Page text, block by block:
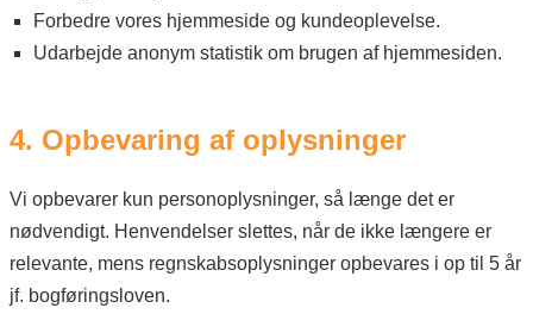
Forbedre vores hjemmeside og kundeoplevelse.
Udarbejde anonym statistik om brugen af hjemmesiden.
4. Opbevaring af oplysninger
Vi opbevarer kun personoplysninger, så længe det er
nødvendigt. Henvendelser slettes, når de ikke længere er
relevante, mens regnskabsoplysninger opbevares i op til 5 år
jf. bogføringsloven.